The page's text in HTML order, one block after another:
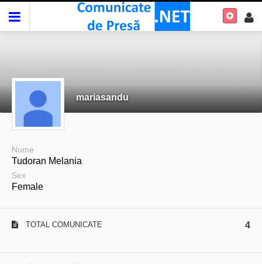
mariasandu
Nume
Tudoran Melania
Sex
Female
TOTAL COMUNICATE 4